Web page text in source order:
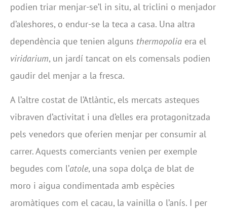
podien triar menjar-se’l in situ, al triclini o menjador
d’aleshores, o endur-se la teca a casa. Una altra
dependència que tenien alguns thermopolia era el
viridarium, un jardí tancat on els comensals podien
gaudir del menjar a la fresca.
A l’altre costat de l’Atlàntic, els mercats asteques
vibraven d’activitat i una d’elles era protagonitzada
pels venedors que oferien menjar per consumir al
carrer. Aquests comerciants venien per exemple
begudes com l’atole, una sopa dolça de blat de
moro i aigua condimentada amb espècies
aromàtiques com el cacau, la vainilla o l’anís. I per